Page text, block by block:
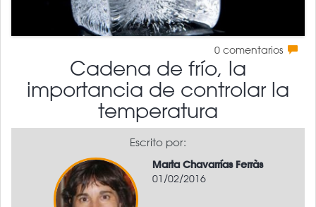
0 comentarios
Cadena de frío, la
importancia de controlar la
temperatura
Escrito por:
Marta Chavarrías Ferràs
01/02/2016